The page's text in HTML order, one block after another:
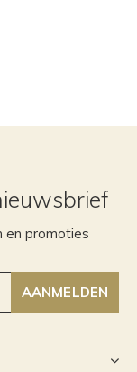
en promoties
AANMELDEN